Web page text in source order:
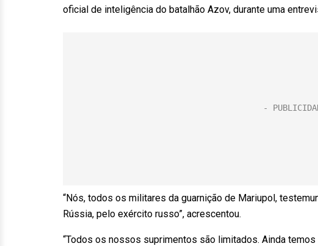
oficial de inteligência do batalhão Azov, durante uma
“Nós, todos os militares da guarnição de Mariupol,
Rússia, pelo exército russo”, acrescentou.
“Todos os nossos suprimentos são limitados. Ainda